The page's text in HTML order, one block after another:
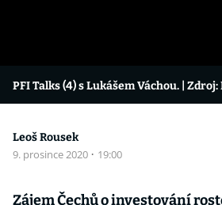
PFI Talks (4) s Lukášem Váchou. |
Leoš Rousek
9. prosince 2020 · 19:00
Zájem Čechů o investování